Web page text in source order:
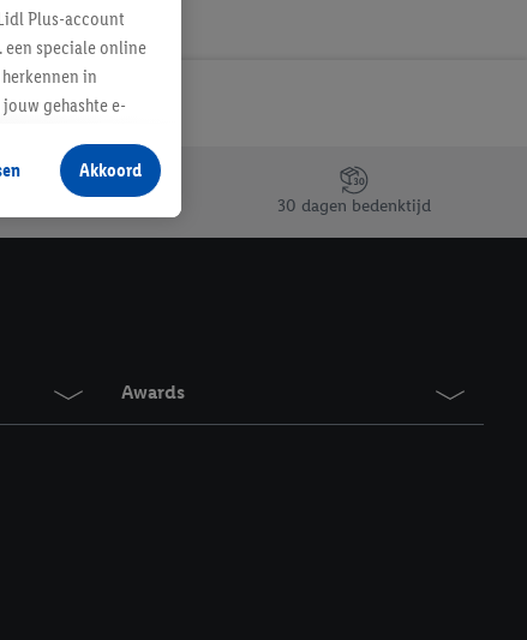
30 dagen bedenktijd
Awards
Plus-account
speciale online
in
gehashte e-
waarin je
te plaatsen
jouw gehashte e-
kunnen worden
Meer informatie,
in te
Akkoord